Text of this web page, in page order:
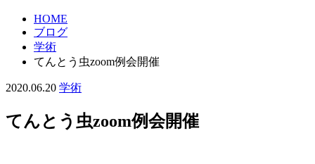
HOME
ブログ
学術
てんとう虫zoom例会開催
2020.06.20 学術
てんとう虫zoom例会開催